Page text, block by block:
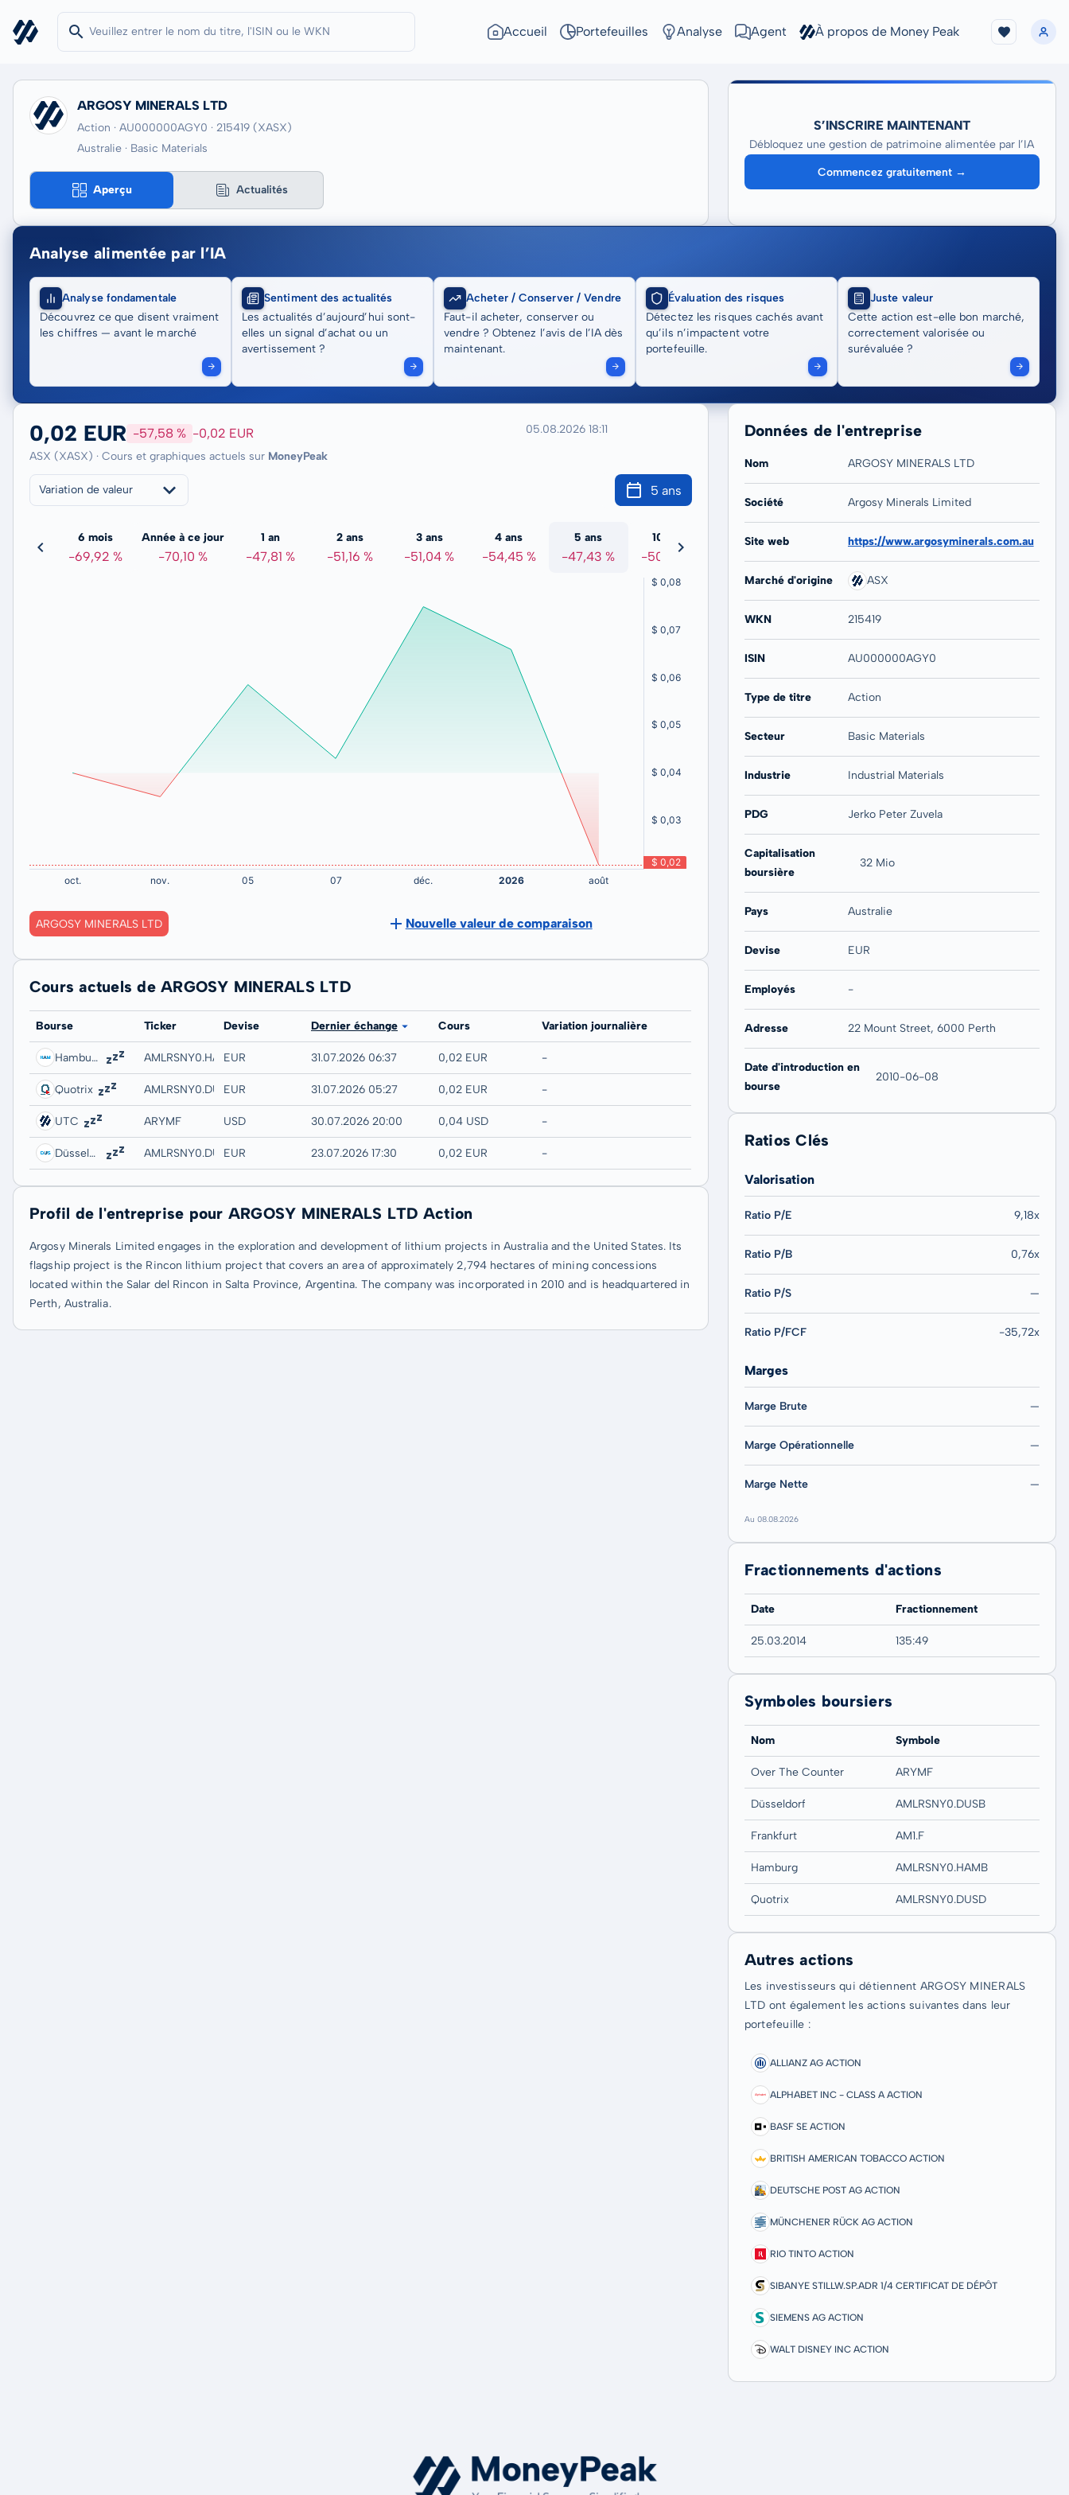
Accueil Portefeuilles Analyse Agent À propos de Money Peak
ARGOSY MINERALS LTD
Action · AU000000AGY0 · 215419 (XASX)
Australie · Basic Materials
Aperçu Actualités
S’INSCRIRE MAINTENANT
Débloquez une gestion de patrimoine alimentée par l’IA
Commencez gratuitement →
Analyse alimentée par l’IA
Analyse fondamentale
Découvrez ce que disent vraiment
les chiffres — avant le marché
Sentiment des actualités
Les actualités d’aujourd’hui sont-
elles un signal d’achat ou un
avertissement ?
Acheter / Conserver / Vendre
Faut-il acheter, conserver ou
vendre ? Obtenez l’avis de l’IA dès
maintenant.
Évaluation des risques
Détectez les risques cachés avant
qu’ils n’impactent votre
portefeuille.
Juste valeur
Cette action est-elle bon marché,
correctement valorisée ou
surévaluée ?
0,02 EUR -57,58 % -0,02 EUR
ASX (XASX) · Cours et graphiques actuels sur MoneyPeak
05.08.2026 18:11
Variation de valeur 5 ans
%
6 mois
-69,92 %
Année à ce jour
-70,10 %
1 an
-47,81 %
2 ans
-51,16 %
3 ans
-51,04 %
4 ans
-54,45 %
5 ans
-47,43 %
10 ans
-50,45 %
20 ans
ARGOSY MINERALS LTD Nouvelle valeur de comparaison
Cours actuels de ARGOSY MINERALS LTD
Bourse Ticker Devise Dernier échange Cours Variation journalière
Hamburg AMLRSNY0.HAMBEUR 31.07.2026 06:37 0,02 EUR -
Quotrix AMLRSNY0.DUSDEUR 31.07.2026 05:27 0,02 EUR -
UTC ARYMF USD 30.07.2026 20:00 0,04 USD -
Düsseldorf AMLRSNY0.DUSBEUR 23.07.2026 17:30 0,02 EUR -
Profil de l'entreprise pour ARGOSY MINERALS LTD Action
Argosy Minerals Limited engages in the exploration and development of lithium projects in Australia and the United States. Its
flagship project is the Rincon lithium project that covers an area of approximately 2,794 hectares of mining concessions
located within the Salar del Rincon in Salta Province, Argentina. The company was incorporated in 2010 and is headquartered in
Perth, Australia.
Données de l'entreprise
Nom ARGOSY MINERALS LTD
Société Argosy Minerals Limited
Site web https://www.argosyminerals.com.au
Marché d'origine ASX
WKN 215419
ISIN AU000000AGY0
Type de titre Action
Secteur Basic Materials
Industrie Industrial Materials
PDG Jerko Peter Zuvela
Capitalisation
boursière
32 Mio
Pays Australie
Devise EUR
Employés -
Adresse 22 Mount Street, 6000 Perth
Date d'introduction en
bourse
2010-06-08
Ratios Clés
Valorisation
Ratio P/E 9,18x
Ratio P/B 0,76x
Ratio P/S —
Ratio P/FCF -35,72x
Marges
Marge Brute —
Marge Opérationnelle —
Marge Nette —
Au 08.08.2026
Fractionnements d'actions
Date Fractionnement
25.03.2014 135:49
Symboles boursiers
Nom Symbole
Over The Counter ARYMF
Düsseldorf AMLRSNY0.DUSB
Frankfurt AM1.F
Hamburg AMLRSNY0.HAMB
Quotrix AMLRSNY0.DUSD
Autres actions
Les investisseurs qui détiennent ARGOSY MINERALS
LTD ont également les actions suivantes dans leur
portefeuille :
ALLIANZ AG ACTION
ALPHABET INC - CLASS A ACTION
BASF SE ACTION
BRITISH AMERICAN TOBACCO ACTION
DEUTSCHE POST AG ACTION
MÜNCHENER RÜCK AG ACTION
RIO TINTO ACTION
SIBANYE STILLW.SP.ADR 1/4 CERTIFICAT DE DÉPÔT
SIEMENS AG ACTION
WALT DISNEY INC ACTION